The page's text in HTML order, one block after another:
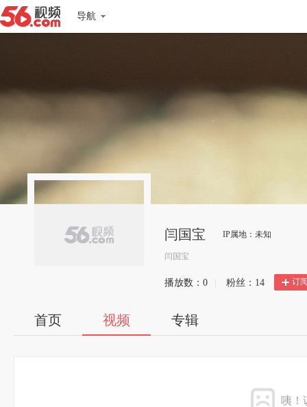
导航
闫国宝 IP属地：未知
闫国宝
播放数： 0 粉丝： 14 订
首页 视频 专辑
咦！